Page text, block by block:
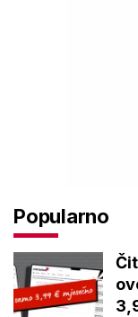
Popularno